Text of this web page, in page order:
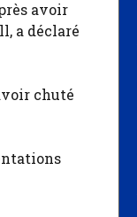
avoir
a déclaré
chuté